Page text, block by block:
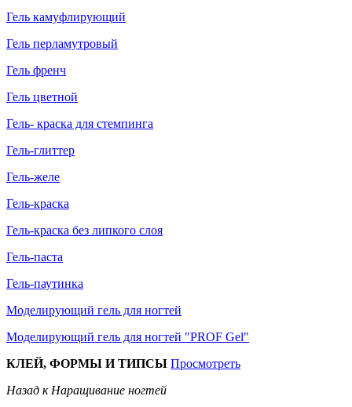
Гель камуфлирующий
Гель перламутровый
Гель френч
Гель цветной
Гель- краска для стемпинга
Гель-глиттер
Гель-желе
Гель-краска
Гель-краска без липкого слоя
Гель-паста
Гель-паутинка
Моделирующий гель для ногтей
Моделирующий гель для ногтей "PROF Gel"
КЛЕЙ, ФОРМЫ И ТИПСЫ Просмотреть
Назад к Наращивание ногтей